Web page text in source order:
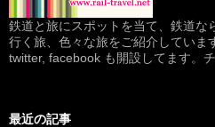
鉄道と旅にスポットを当て、鉄道な
行く旅、色々な旅をご紹介していま
twitter, facebook も開設してます。
最近の記事